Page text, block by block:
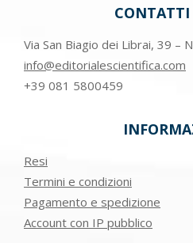
CONTATTI
Via San Biagio dei Librai, 39 –
info@editorialescientifica.com
+39 081 5800459
Resi
Termini e condizioni
Pagamento e spedizione
Account con IP pubblico